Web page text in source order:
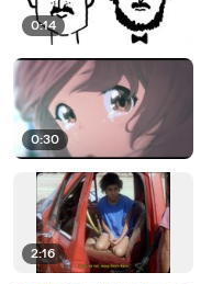
0:14
0:30
2:16